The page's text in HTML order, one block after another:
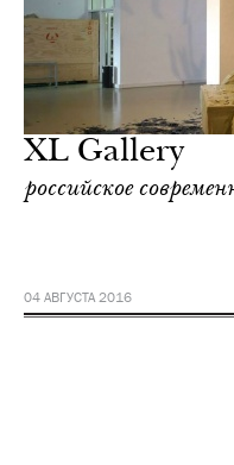
XL Gallery
российское
04 АВГУСТА 2016